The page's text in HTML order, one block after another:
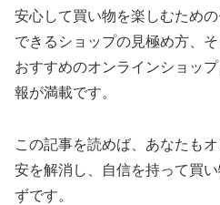
安心して買い物を楽しむため
できるショップの見極め方、
おすすめのオンラインショッ
報が満載です。
この記事を読めば、あなたも
安を解消し、自信を持って買
ずです。